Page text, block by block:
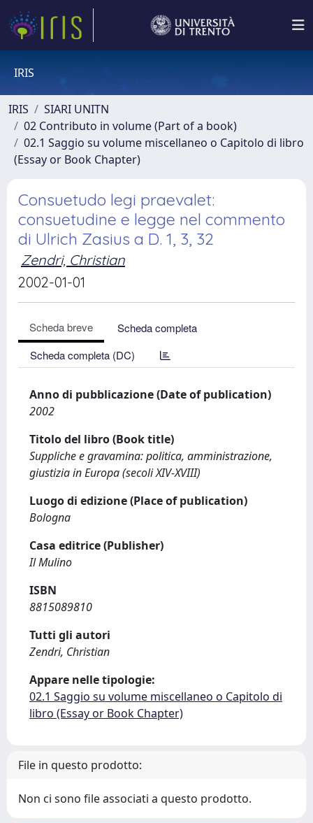
IRIS
IRIS
SIARI UNITN
02 Contributo in volume (Part of a book)
02.1 Saggio su volume miscellaneo o Capitolo di libro
(Essay or Book Chapter)
Consuetudo legi praevalet:
consuetudine e legge nel commento
di Ulrich Zasius a D. 1, 3, 32
Zendri, Christian
2002-01-01
Scheda breve
Scheda completa
Scheda completa (DC)
Anno di pubblicazione (Date of publication)
2002
Titolo del libro (Book title)
Suppliche e gravamina: politica, amministrazione,
giustizia in Europa (secoli XIV-XVIII)
Luogo di edizione (Place of publication)
Bologna
Casa editrice (Publisher)
Il Mulino
ISBN
8815089810
Tutti gli autori
Zendri, Christian
Appare nelle tipologie:
02.1 Saggio su volume miscellaneo o Capitolo di
libro (Essay or Book Chapter)
File in questo prodotto:
Non ci sono file associati a questo prodotto.